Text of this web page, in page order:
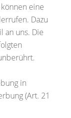
eine
Dazu
an uns. Die
in
(Art. 21